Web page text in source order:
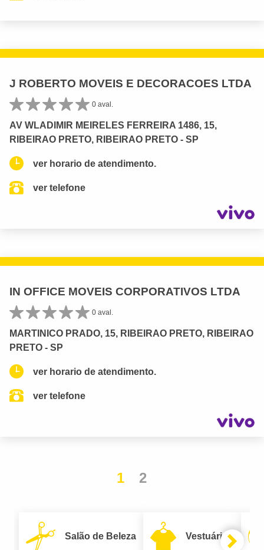
J ROBERTO MOVEIS E DECORACOES LTDA
0 aval.
AV WLADIMIR MEIRELES FERREIRA 1486, 15,
RIBEIRAO PRETO, RIBEIRAO PRETO - SP
ver horario de atendimento.
ver telefone
IN OFFICE MOVEIS CORPORATIVOS LTDA
0 aval.
MARTINICO PRADO, 15, RIBEIRAO PRETO, RIBEIRAO
PRETO - SP
ver horario de atendimento.
ver telefone
1 2
Salão de Beleza Vestuário